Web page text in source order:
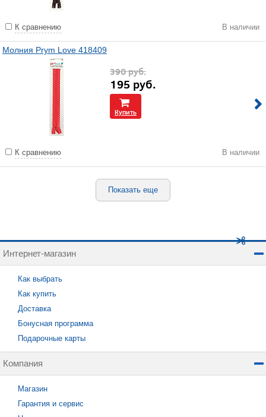
К сравнению В наличии
Молния Prym Love 418409
390руб.
195 руб.
Купить
К сравнению В наличии
Показать еще
Интернет-магазин
Как выбрать
Как купить
Доставка
Бонусная программа
Подарочные карты
Компания
Магазин
Гарантия и сервис